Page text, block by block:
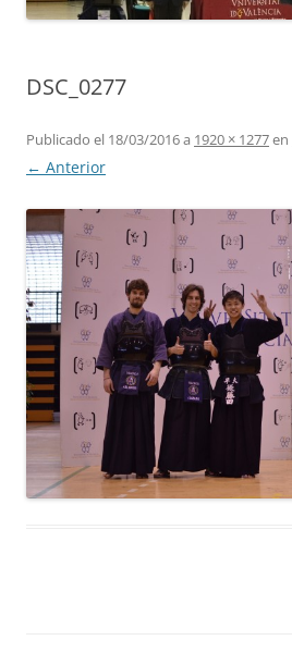
DSC_0277
Publicado el 18/03/2016a 1920 × 1277en
← Anterior